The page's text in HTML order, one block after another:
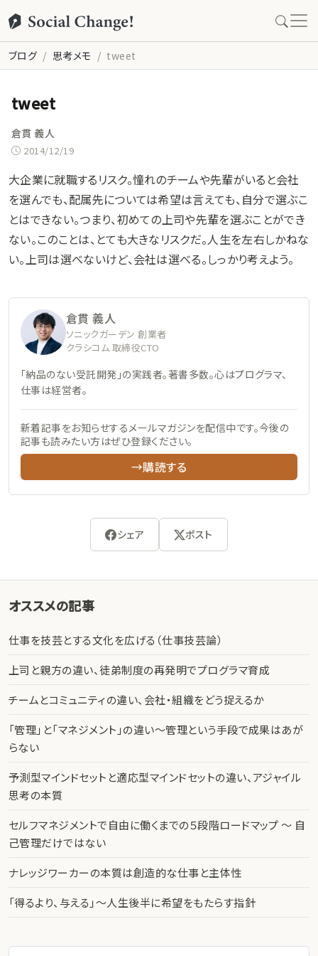
ブログ 思考メモ tweet
tweet
倉貫 義人
2014/12/19
大企業に就職するリスク。憧れのチームや先輩がいると会社
を選んでも、配属先については希望は言えても、自分で選ぶこ
とはできない。つまり、初めての上司や先輩を選ぶことができ
ない。このことは、とても大きなリスクだ。人生を左右しかねな
い。上司は選べないけど、会社は選べる。しっかり考えよう。
倉貫 義人
ソニックガーデン 創業者
クラシコム 取締役CTO
「納品のない受託開発」の実践者。著書多数。心はプログラマ、
仕事は経営者。
新着記事をお知らせするメールマガジンを配信中です。今後の
記事も読みたい方はぜひ登録ください。
→購読する
シェア ポスト
オススメの記事
仕事を技芸とする文化を広げる（仕事技芸論）
上司と親方の違い、徒弟制度の再発明でプログラマ育成
チームとコミュニティの違い、会社・組織をどう捉えるか
「管理」と「マネジメント」の違い〜管理という手段で成果はあが
らない
予測型マインドセットと適応型マインドセットの違い、アジャイル
思考の本質
セルフマネジメントで自由に働くまでの５段階ロードマップ 〜 自
己管理だけではない
ナレッジワーカーの本質は創造的な仕事と主体性
「得るより、与える」〜人生後半に希望をもたらす指針